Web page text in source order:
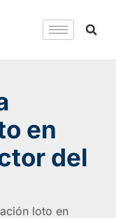
en
del
loto en